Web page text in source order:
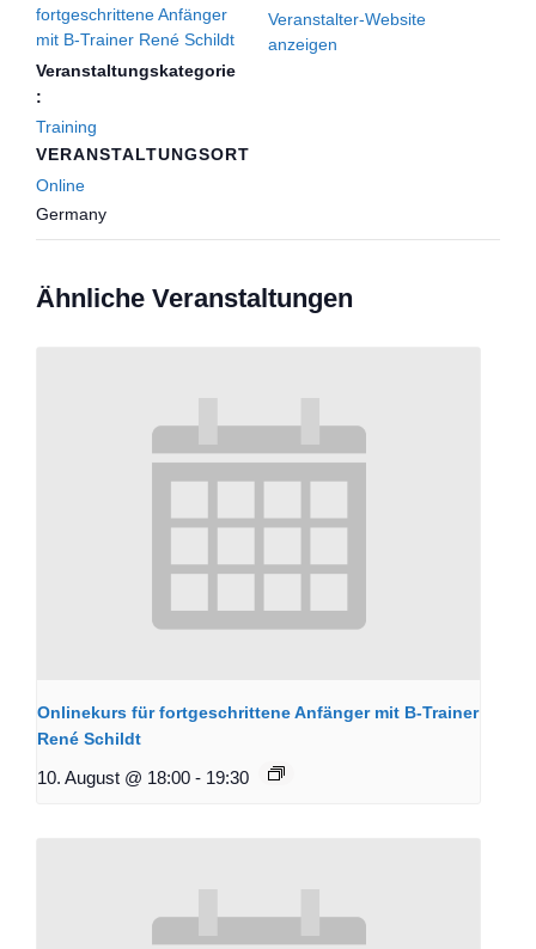
fortgeschrittene Anfänger
mit B-Trainer René Schildt
Veranstaltungskategorie
:
Training
VERANSTALTUNGSORT
Online
Germany
Veranstalter-Website
anzeigen
Ähnliche Veranstaltungen
Onlinekurs für fortgeschrittene Anfänger mit B-Trainer
René Schildt
10. August @ 18:00 - 19:30